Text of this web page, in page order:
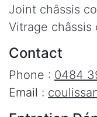
Joint châssis
Vitrage châssis
Contact
Phone : 0484
Email :